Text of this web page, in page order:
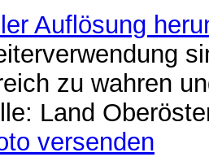
Auflösung
zu wahren
Land
versenden